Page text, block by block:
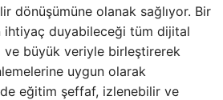
dönüşümüne olanak sağlıyor. Bir
ihtiyaç duyabileceği tüm dijital
ve büyük veriyle birleştirerek
uygun olarak
eğitim şeffaf, izlenebilir ve